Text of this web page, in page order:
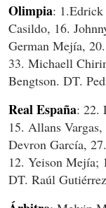
Olimpia:
Casildo, 16.
German Mejía,
33. Michaell
Bengtson. DT.
Real España: 22.
15. Allans
Devron García,
12. Yeison Mejía;
DT. Raúl